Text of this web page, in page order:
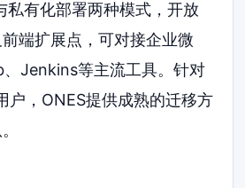
私有化部署两种模式，开放
端扩展点，可对接企业微
Jenkins等主流工具。针对
，ONES提供成熟的迁移方